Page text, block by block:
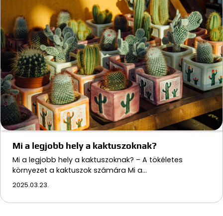
Mi a legjobb hely a kaktuszoknak?
Mi a legjobb hely a kaktuszoknak? – A tökéletes
környezet a kaktuszok számára Mi a…
2025.03.23.